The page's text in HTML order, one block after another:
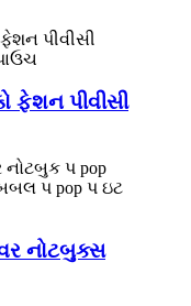
ફેશન પીવીસી
નોટબુક્સ